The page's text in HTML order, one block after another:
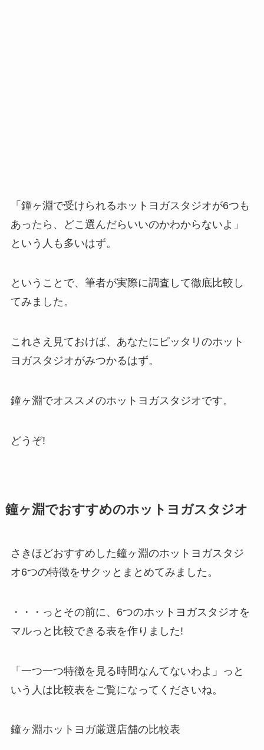
「鐘ヶ淵で受けられるホットヨガスタジオが6つも
あったら、どこ選んだらいいのかわからないよ」
という人も多いはず。
ということで、筆者が実際に調査して徹底比較し
てみました。
これさえ見ておけば、あなたにピッタリのホット
ヨガスタジオがみつかるはず。
鐘ヶ淵でオススメのホットヨガスタジオです。
どうぞ!
鐘ヶ淵でおすすめのホットヨガスタジオ
さきほどおすすめした鐘ヶ淵のホットヨガスタジ
オ6つの特徴をサクッとまとめてみました。
・・・っとその前に、6つのホットヨガスタジオを
マルっと比較できる表を作りました!
「一つ一つ特徴を見る時間なんてないわよ」っと
いう人は比較表をご覧になってくださいね。
鐘ヶ淵ホットヨガ厳選店舗の比較表